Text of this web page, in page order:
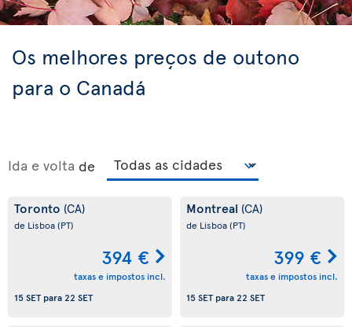
Os melhores preços de outono
para o Canadá
Ida e volta de
Toronto (CA)
de Lisboa(PT)
394 €
taxas e impostos incl.
15 SETpara22 SET
Montreal (CA)
de Lisboa(PT)
399 €
taxas e impostos incl.
15 SETpara22 SET